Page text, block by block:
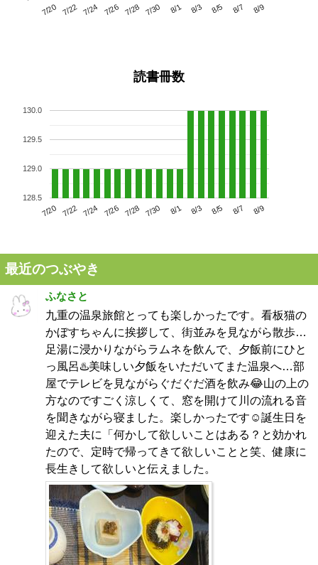
7/20 7/22 7/24 7/26 7/28 7/30 8/1 8/3 8/5 8/7 8/9
読書冊数
7/20 7/22 7/24 7/26 7/28 7/30 8/1 8/3 8/5 8/7 8/9
128.5
129.0
129.5
130.0
最近のつぶやき
ふなさと
九重の温泉旅館とっても楽しかったです。看板猫の
かぼすちゃんに挨拶して、街並みを見ながら散歩…
足湯に浸かりながらラムネを飲んで、夕飯前にひと
っ風呂♨️美味しい夕飯をいただいてまた温泉へ…部
屋でテレビを見ながらぐだぐだ酒を飲み😂山の上の
方なのですごく涼しくて、窓を開けて川の流れる音
を聞きながら寝ました。楽しかったです☺️誕生日を
迎えた夫に「何かして欲しいことはある？と効かれ
たので、定時で帰ってきて欲しいことと笑、健康に
長生きして欲しいと伝えました。